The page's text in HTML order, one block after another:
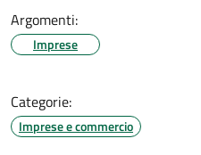
Argomenti:
Imprese
Categorie:
Imprese e commercio